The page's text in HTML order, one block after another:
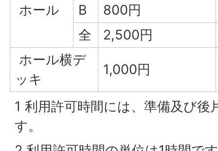
ホール
B
800円
全
2,500円
ホール横デ
ッキ
1,000円
1 利用許可時間には、準備及び後
す。